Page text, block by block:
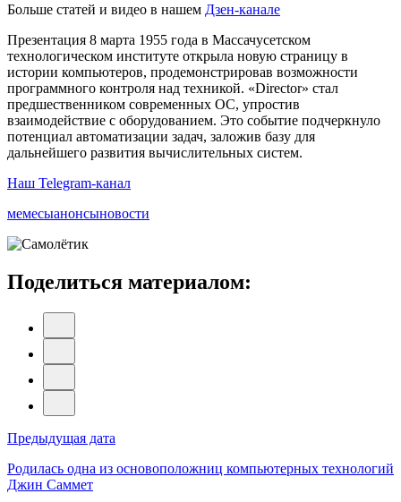
Больше статей и видео в нашем Дзен-канале
Презентация 8 марта 1955 года в Массачусетском
технологическом институте открыла новую страницу в
истории компьютеров, продемонстрировав возможности
программного контроля над техникой. «Director» стал
предшественником современных ОС, упростив
взаимодействие с оборудованием. Это событие подчеркнуло
потенциал автоматизации задач, заложив базу для
дальнейшего развития вычислительных систем.
Наш Telegram-канал
мемесыанонсыновости
Поделиться материалом:
Навигация
по
записям
Предыдущая дата
Родилась одна из основоположниц компьютерных технологий
Джин Саммет